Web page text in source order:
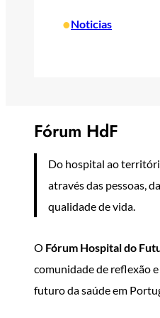
•Noticias
Fórum HdF
Do hospital ao
através das pessoas,
qualidade de vida.
O Fórum Hospital do
comunidade de reflexão
futuro da saúde em